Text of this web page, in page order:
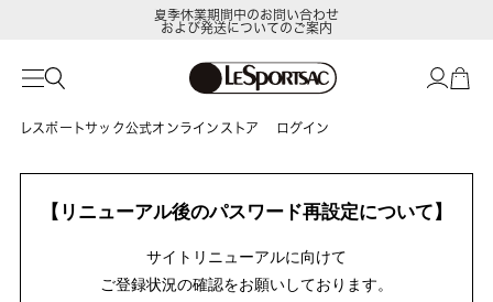
夏季休業期間中のお問い合わせ
および発送についてのご案内
レスポートサック公式オンラインストア ログイン
【リニューアル後のパスワード再設定について】
サイトリニューアルに向けて
ご登録状況の確認をお願いしております。